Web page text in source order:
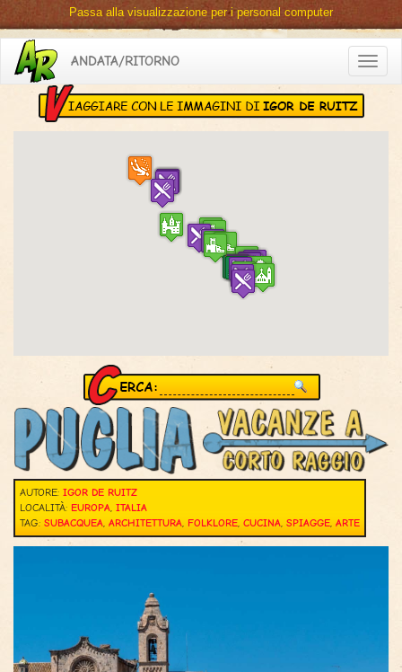
Passa alla visualizzazione per i personal computer
ANDATA/RITORNO
AUTORE: IGOR DE RUITZ
LOCALITÀ: EUROPA, ITALIA
TAG: SUBACQUEA, ARCHITETTURA, FOLKLORE, CUCINA, SPIAGGE, ARTE